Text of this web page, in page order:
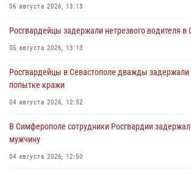
06 августа 2026, 13:13
Росгвардейцы задержали нетрезвого водителя в
05 августа 2026, 13:13
Росгвардейцы в Севастополе дважды
попытке кражи
04 августа 2026, 12:52
В Симферополе сотрудники Росгвардии
мужчину
04 августа 2026, 12:50